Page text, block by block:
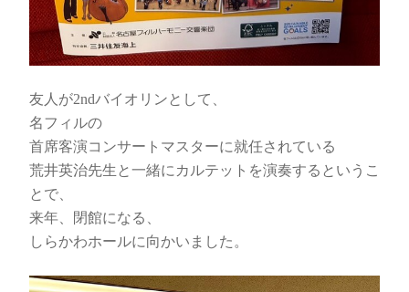
友人が2ndバイオリンとして、
名フィルの
首席客演コンサートマスターに就任されている
荒井英治先生と一緒にカルテットを演奏するというこ
とで、
来年、閉館になる、
しらかわホールに向かいました。